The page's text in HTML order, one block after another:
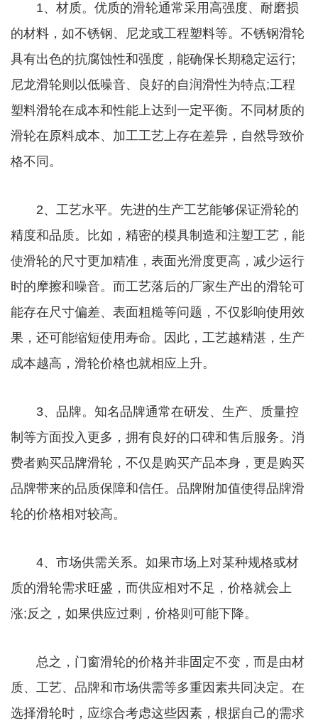
1、材质。优质的滑轮通常采用高强度、耐磨损
的材料，如不锈钢、尼龙或工程塑料等。不锈钢滑轮
具有出色的抗腐蚀性和强度，能确保长期稳定运行;
尼龙滑轮则以低噪音、良好的自润滑性为特点;工程
塑料滑轮在成本和性能上达到一定平衡。不同材质的
滑轮在原料成本、加工工艺上存在差异，自然导致价
格不同。
2、工艺水平。先进的生产工艺能够保证滑轮的
精度和品质。比如，精密的模具制造和注塑工艺，能
使滑轮的尺寸更加精准，表面光滑度更高，减少运行
时的摩擦和噪音。而工艺落后的厂家生产出的滑轮可
能存在尺寸偏差、表面粗糙等问题，不仅影响使用效
果，还可能缩短使用寿命。因此，工艺越精湛，生产
成本越高，滑轮价格也就相应上升。
3、品牌。知名品牌通常在研发、生产、质量控
制等方面投入更多，拥有良好的口碑和售后服务。消
费者购买品牌滑轮，不仅是购买产品本身，更是购买
品牌带来的品质保障和信任。品牌附加值使得品牌滑
轮的价格相对较高。
4、市场供需关系。如果市场上对某种规格或材
质的滑轮需求旺盛，而供应相对不足，价格就会上
涨;反之，如果供应过剩，价格则可能下降。
总之，门窗滑轮的价格并非固定不变，而是由材
质、工艺、品牌和市场供需等多重因素共同决定。在
选择滑轮时，应综合考虑这些因素，根据自己的需求